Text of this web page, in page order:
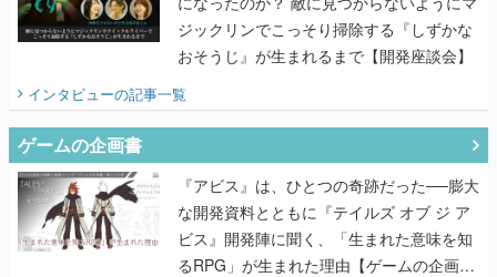
ジックリンでこっそり掃除する『しずかな
おそうじ』が生まれるまで【開発座談会】
インタビューの記事一覧
ゲームの企画書
『アビス』は、ひとつの奇跡だった──膨大
な開発資料とともに『テイルズ オブ ジ ア
ビス』開発陣に聞く、「生まれた意味を知
るRPG」が生まれた理由【ゲームの企画